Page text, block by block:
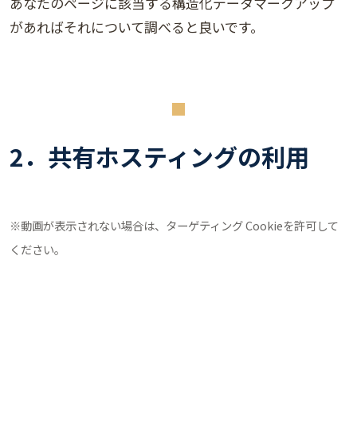
があればそれについて調べると良いです。
2．共有ホスティングの利用
※動画が表示されない場合は、ターゲティング Cookieを許可して
ください。